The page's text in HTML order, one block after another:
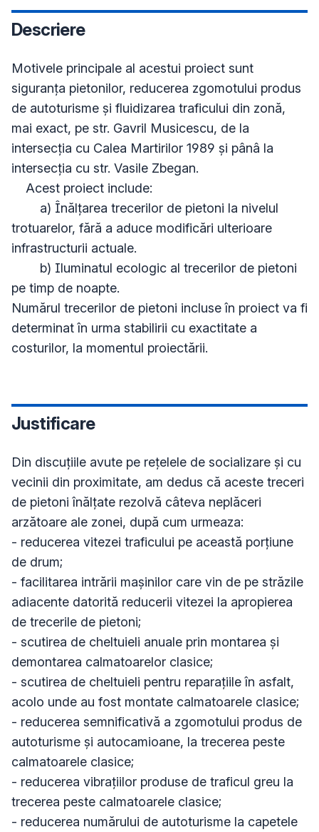
Descriere
Motivele principale al acestui proiect sunt
siguranța pietonilor, reducerea zgomotului produs
de autoturisme și fluidizarea traficului din zonă,
mai exact, pe str. Gavril Musicescu, de la
intersecția cu Calea Martirilor 1989 și pânâ la
intersecția cu str. Vasile Zbegan.
trotuarelor, fără a aduce modificări ulterioare
infrastructurii actuale.
pe timp de noapte.
Numărul trecerilor de pietoni incluse în proiect va fi
determinat în urma stabilirii cu exactitate a
costurilor, la momentul proiectării.
Justificare
Din discuțiile avute pe rețelele de socializare și cu
vecinii din proximitate, am dedus că aceste treceri
de pietoni înălțate rezolvă câteva neplăceri
arzătoare ale zonei, după cum urmeaza:
- reducerea vitezei traficului pe această porțiune
de drum;
- facilitarea intrării mașinilor care vin de pe străzile
adiacente datorită reducerii vitezei la apropierea
de trecerile de pietoni;
- scutirea de cheltuieli anuale prin montarea și
demontarea calmatoarelor clasice;
- scutirea de cheltuieli pentru reparațiile în asfalt,
acolo unde au fost montate calmatoarele clasice;
- reducerea semnificativă a zgomotului produs de
autoturisme și autocamioane, la trecerea peste
calmatoarele clasice;
- reducerea vibrațiilor produse de traficul greu la
trecerea peste calmatoarele clasice;
- reducerea numărului de autoturisme la capetele